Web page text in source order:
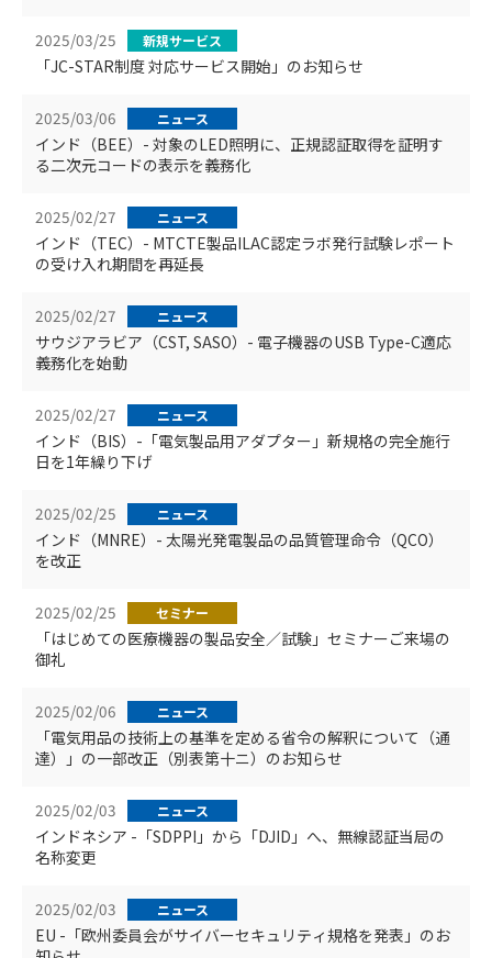
2025/03/25 新規サービス
「JC-STAR制度 対応サービス開始」のお知らせ
2025/03/06 ニュース
インド（BEE）- 対象のLED照明に、正規認証取得を証明す
る二次元コードの表示を義務化
2025/02/27 ニュース
インド（TEC）- MTCTE製品ILAC認定ラボ発行試験レポート
の受け入れ期間を再延長
2025/02/27 ニュース
サウジアラビア（CST, SASO）- 電子機器のUSB Type-C適応
義務化を始動
2025/02/27 ニュース
インド（BIS）-「電気製品用アダプター」新規格の完全施行
日を1年繰り下げ
2025/02/25 ニュース
インド（MNRE）- 太陽光発電製品の品質管理命令（QCO）
を改正
2025/02/25 セミナー
「はじめての医療機器の製品安全／試験」セミナーご来場の
御礼
2025/02/06 ニュース
「電気用品の技術上の基準を定める省令の解釈について（通
達）」の一部改正（別表第十ニ）のお知らせ
2025/02/03 ニュース
インドネシア -「SDPPI」から「DJID」へ、無線認証当局の
名称変更
2025/02/03 ニュース
EU -「欧州委員会がサイバーセキュリティ規格を発表」のお